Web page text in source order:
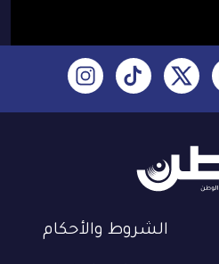
الشروط والأحكام